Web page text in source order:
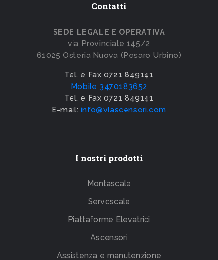
Contatti
SEDE LEGALE E OPERATIVA
via Provinciale 145/2
61025 Osteria Nuova (Pesaro Urbino)
Tel. e Fax 0721 849141
Mobile 3470183652
Tel. e Fax 0721 849141
E-mail: info@vlascensori.com
I nostri prodotti
Montascale
Servoscale
Piattaforme Elevatrici
Ascensori
Assistenza e manutenzione